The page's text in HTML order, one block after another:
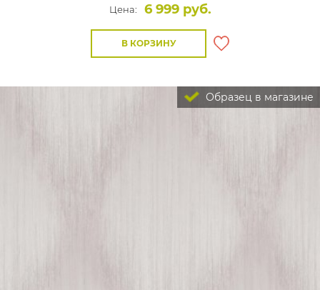
Цена:
6 999 руб.
В КОРЗИНУ
Образец в магазине